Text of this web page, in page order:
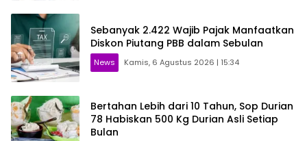
Sebanyak 2.422 Wajib Pajak Manfaatkan
Diskon Piutang PBB dalam Sebulan
News Kamis, 6 Agustus 2026 | 15:34
Bertahan Lebih dari 10 Tahun, Sop Durian
78 Habiskan 500 Kg Durian Asli Setiap
Bulan